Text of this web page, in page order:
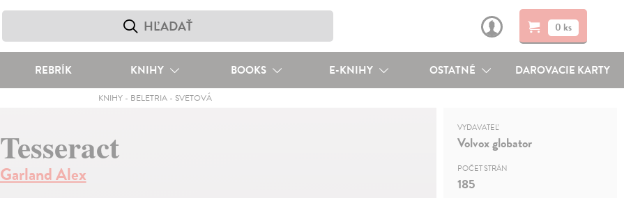
0 ks
REBRÍK KNIHY BOOKS E-KNIHY OSTATNÉ DAROVACIE KARTY
KNIHY - BELETRIA - SVETOVÁ
Tesseract
Garland Alex
VYDAVATEĽ
Volvox globator
POČET STRÁN
185